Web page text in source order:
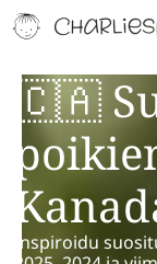
🇨🇦
Inspiroidu